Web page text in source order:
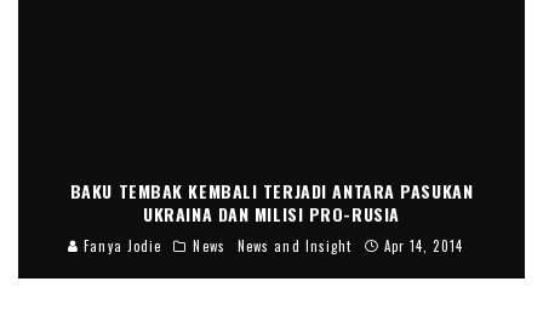
BAKU TEMBAK KEMBALI TERJADI ANTARA PASUKAN
UKRAINA DAN MILISI PRO-RUSIA
Fanya Jodie News News and Insight Apr 14, 2014